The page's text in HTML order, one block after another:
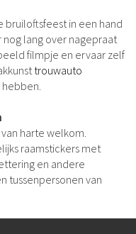
in een hand
lang over nagepraat
filmpje en ervaar zelf
trouwauto
harte welkom.
raamstickers met
en andere
tussenpersonen van